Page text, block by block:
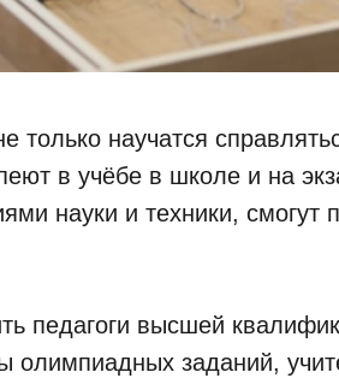
только научатся
в учёбе в школе и на
науки и техники, смогут
педагоги высшей
олимпиадных заданий,